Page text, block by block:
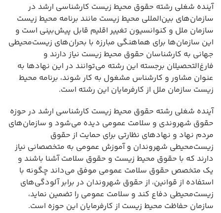
آینده شغلی رشته حقوق محیط زیست کارشناسی ارشد در
سازمان‌های بین‌المللی محیط زیست مانند برنامه محیط زیست
سازمان ملل و کنوانسیون تغییر اقلیم قابل پیش‌بینی است و
این سازمان‌ها برای هماهنگی مبارزه با بحران‌های زیست‌محیطی
جهانی به کارشناسان حقوق محیط زیست نیاز دارند و
فارغ‌التحصیلان برجسته این رشته می‌توانند در این نهادها به
عنوان مشاور و کارشناس مشغول به کار شوند، برنامه محیط
زیست سازمان ملل از کارفرمایان این رشته است.
آینده شغلی رشته حقوق محیط زیست کارشناسی ارشد در حوزه
حقوق شهروندی و سلامت عمومی دیده می‌شود و سازمان‌های
مردم نهاد و نهادهای نظارتی برای حمایت از حقوق
زیست‌محیطی شهروندان و آموزش عمومی به متخصصانی نیاز
دارند که با حقوق محیط زیست و حقوق سلامت آشنا باشند و
یک متخصص حقوق سلامت عمومی موفق می‌داند چگونه با
استفاده از قوانین، از حقوق شهروندان در برابر آلودگی‌های
زیست‌محیطی دفاع کند و سلامت عمومی را تضمین نماید،
سازمان حفاظت محیط زیست از کارفرمایان این حوزه است.